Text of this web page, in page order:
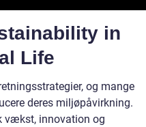
in
Life
og mange
deres miljøpåvirkning.
vækst, innovation og